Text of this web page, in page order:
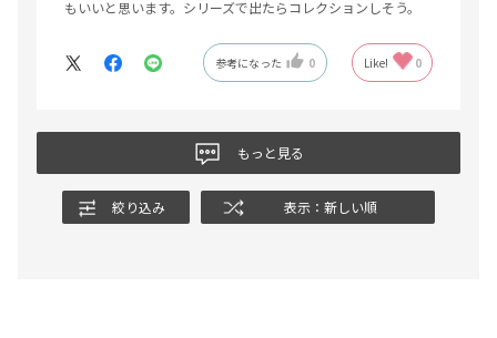
もいいと思います。シリーズで出たらコレクションしそう。
参考になった 0 Like! 0
もっと見る
絞り込み 表示：新しい順